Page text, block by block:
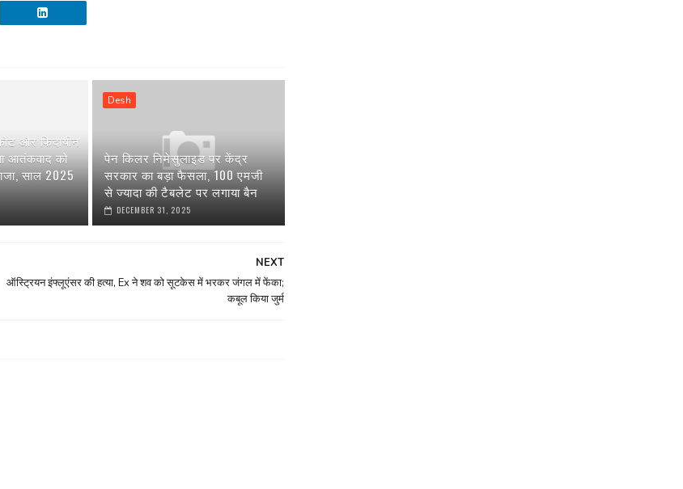
और फिदायीन
आतंकवाद को
साल 2025
Desh
पेन किलर निमेसुलाइड पर केंद्र
सरकार का बड़ा फैसला, 100 एमजी
से ज्यादा की टैबलेट पर लगाया बैन
DECEMBER 31, 2025
NEXT
ऑस्ट्रियन इंफ्लूएंसर की हत्या, Ex ने शव को सूटकेस में भरकर जंगल में फेंका;
कबूल किया जुर्म